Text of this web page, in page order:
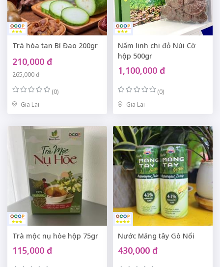
Trà hòa tan Bí Đao 200gr
210,000 đ
265,000 đ
(0)
Gia Lai
Nấm linh chi đỏ Núi Cờ
hộp 500gr
1,100,000 đ
(0)
Gia Lai
Trà mộc nụ hòe hộp 75gr
115,000 đ
Nước Măng tây Gò Nổi
430,000 đ